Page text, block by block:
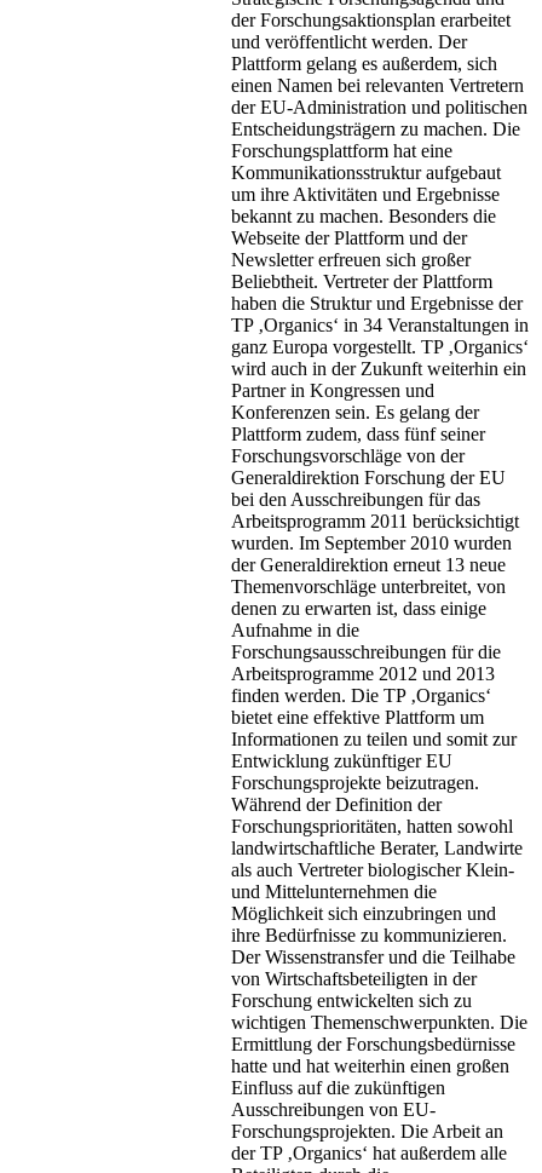
der Forschungsaktionsplan erarbeitet
und veröffentlicht werden. Der
Plattform gelang es außerdem, sich
einen Namen bei relevanten Vertretern
der EU-Administration und politischen
Entscheidungsträgern zu machen. Die
Forschungsplattform hat eine
Kommunikationsstruktur aufgebaut
um ihre Aktivitäten und Ergebnisse
bekannt zu machen. Besonders die
Webseite der Plattform und der
Newsletter erfreuen sich großer
Beliebtheit. Vertreter der Plattform
haben die Struktur und Ergebnisse der
TP ‚Organics‘ in 34 Veranstaltungen in
ganz Europa vorgestellt. TP ‚Organics‘
wird auch in der Zukunft weiterhin ein
Partner in Kongressen und
Konferenzen sein. Es gelang der
Plattform zudem, dass fünf seiner
Forschungsvorschläge von der
Generaldirektion Forschung der EU
bei den Ausschreibungen für das
Arbeitsprogramm 2011 berücksichtigt
wurden. Im September 2010 wurden
der Generaldirektion erneut 13 neue
Themenvorschläge unterbreitet, von
denen zu erwarten ist, dass einige
Aufnahme in die
Forschungsausschreibungen für die
Arbeitsprogramme 2012 und 2013
finden werden. Die TP ‚Organics‘
bietet eine effektive Plattform um
Informationen zu teilen und somit zur
Entwicklung zukünftiger EU
Forschungsprojekte beizutragen.
Während der Definition der
Forschungsprioritäten, hatten sowohl
landwirtschaftliche Berater, Landwirte
als auch Vertreter biologischer Klein-
und Mittelunternehmen die
Möglichkeit sich einzubringen und
ihre Bedürfnisse zu kommunizieren.
Der Wissenstransfer und die Teilhabe
von Wirtschaftsbeteiligten in der
Forschung entwickelten sich zu
wichtigen Themenschwerpunkten. Die
Ermittlung der Forschungsbedürnisse
hatte und hat weiterhin einen großen
Einfluss auf die zukünftigen
Ausschreibungen von EU-
Forschungsprojekten. Die Arbeit an
der TP ‚Organics‘ hat außerdem alle